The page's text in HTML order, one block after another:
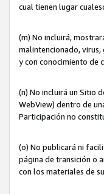
cual tienen lugar
(m) No incluirá,
malintencionado,
y con conocimiento de
(n) No incluirá un Sitio
WebView) dentro de
Participación no
(o) No publicará ni
página de transición o
con los materiales de